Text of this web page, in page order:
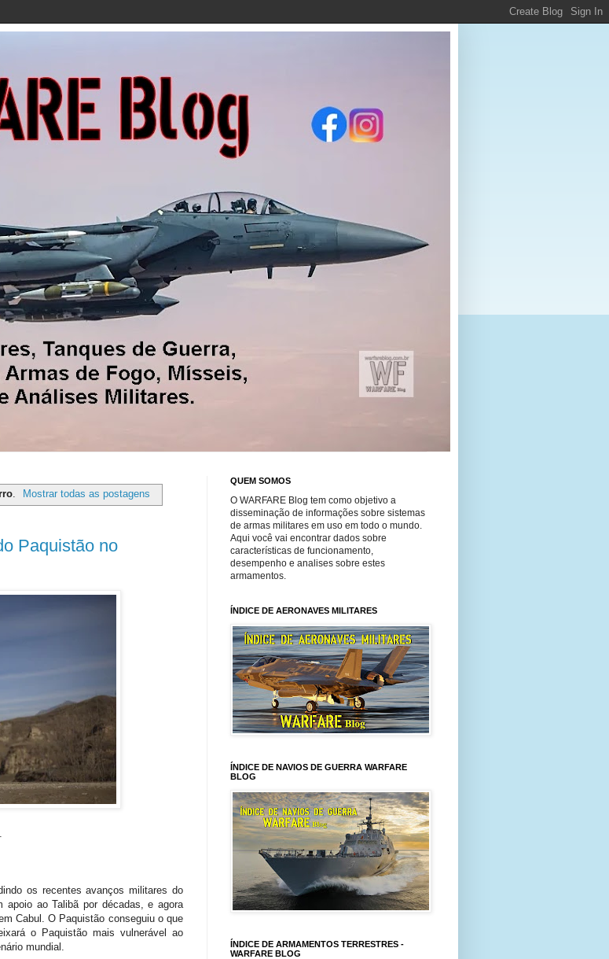
. Mostrar todas as postagens
Paquistão no
os recentes avanços militares do
apoio ao Talibã por décadas, e agora
Cabul. O Paquistão conseguiu o que
o Paquistão mais vulnerável ao
mundial.
QUEM SOMOS
O WARFARE Blog tem como objetivo a
disseminação de informações sobre sistemas
de armas militares em uso em todo o mundo.
Aqui você vai encontrar dados sobre
características de funcionamento,
desempenho e analises sobre estes
armamentos.
ÍNDICE DE AERONAVES MILITARES
ÍNDICE DE NAVIOS DE GUERRA WARFARE
BLOG
ÍNDICE DE ARMAMENTOS TERRESTRES -
WARFARE BLOG